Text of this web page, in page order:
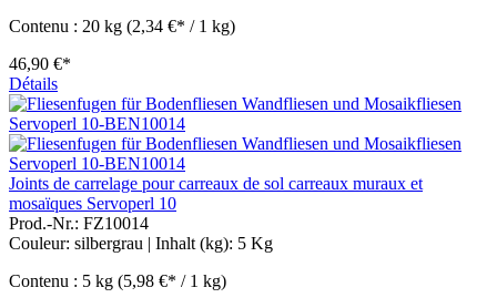
Contenu : 20 kg (2,34 €* / 1 kg)
46,90 €*
Détails
Joints de carrelage pour carreaux de sol carreaux muraux et
mosaïques Servoperl 10
Prod.-Nr.: FZ10014
Couleur: silbergrau | Inhalt (kg): 5 Kg
Contenu : 5 kg (5,98 €* / 1 kg)